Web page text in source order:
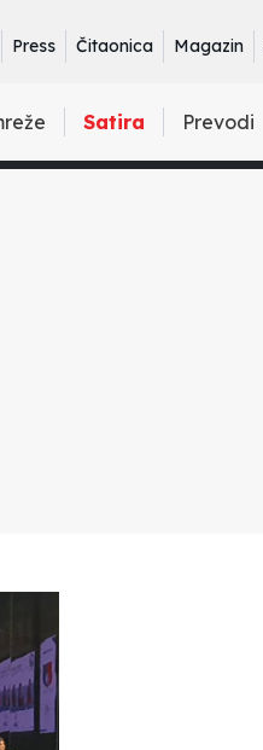
Press Čitaonica Magazin
Satira Prevodi